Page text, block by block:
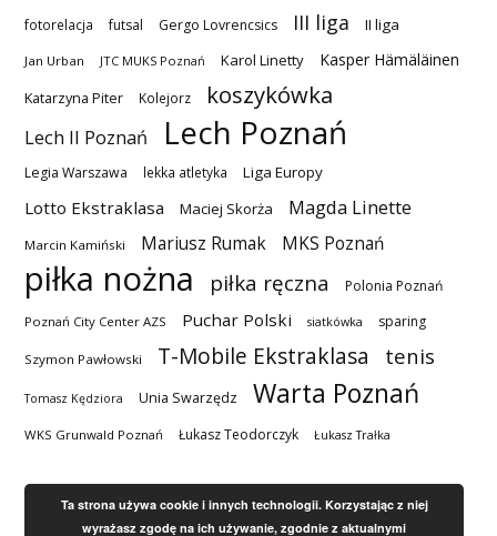
fotorelacja futsal Gergo Lovrencsics III liga II liga
Jan Urban JTC MUKS Poznań Karol Linetty Kasper Hämäläinen
Katarzyna Piter Kolejorz koszykówka
Lech II Poznań Lech Poznań
Legia Warszawa lekka atletyka Liga Europy
Lotto Ekstraklasa Maciej Skorża Magda Linette
Marcin Kamiński Mariusz Rumak MKS Poznań
piłka nożna piłka ręczna Polonia Poznań
Poznań City Center AZS Puchar Polski siatkówka sparing
Szymon Pawłowski T-Mobile Ekstraklasa tenis
Tomasz Kędziora Unia Swarzędz Warta Poznań
WKS Grunwald Poznań Łukasz Teodorczyk Łukasz Trałka
Ta strona używa cookie i innych technologii. Korzystając z niej
wyrażasz zgodę na ich używanie, zgodnie z aktualnymi